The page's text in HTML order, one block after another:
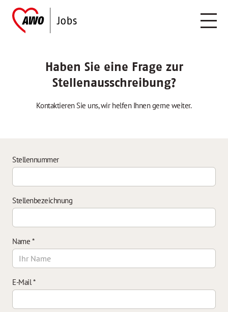
Haben Sie eine Frage zur
Stellenausschreibung?
Kontaktieren Sie uns, wir helfen Ihnen gerne weiter.
Stellennummer
Stellenbezeichnung
Name *
E-Mail*